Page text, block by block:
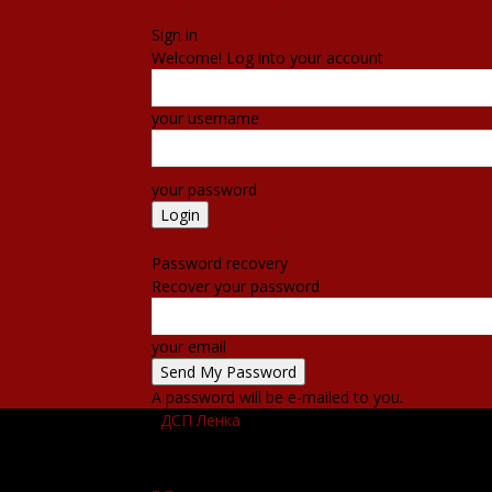
Sign in
Welcome! Log into your account
your username
your password
Password recovery
Recover your password
your email
A password will be e-mailed to you.
ДСП Ленка